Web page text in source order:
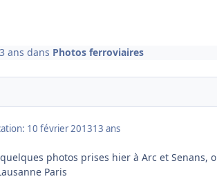
ans dans Photos ferroviaires
10 février 201313 ans
photos prises hier à Arc et Senans,
Paris